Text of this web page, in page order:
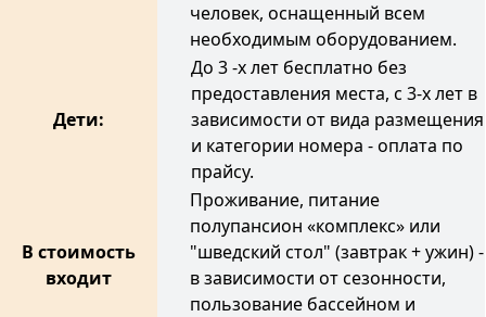
человек, оснащенный всем
необходимым оборудованием.
Дети:
До 3 -х лет бесплатно без
предоставления места, с 3-х лет в
зависимости от вида размещения
и категории номера - оплата по
прайсу.
В стоимость
входит
Проживание, питание
полупансион «комплекс» или
"шведский стол" (завтрак + ужин) -
в зависимости от сезонности,
пользование бассейном и